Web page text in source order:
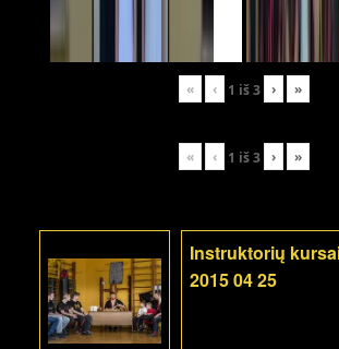
« ‹ 1 iš3 › »
« ‹ 1 iš3 › »
Instruktorių
2015 04 25